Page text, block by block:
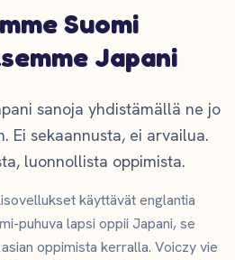
Suomi
Japani
sanoja yhdistämällä ne jo
Ei sekaannusta, ei arvailua.
luonnollista oppimista.
käyttävät englantia
puhuva lapsi oppii Japani, se
oppimista kerralla. Voiczy vie